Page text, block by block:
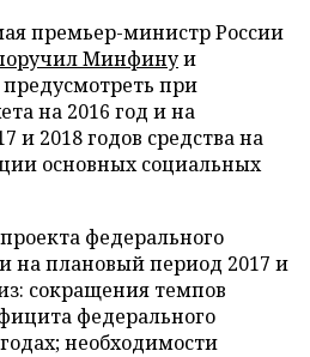
премьер-министр России
Минфинуи
при
на 2016 год и на
и 2018 годов средства на
основных социальных
федерального
на плановый период 2017 и
сокращения темпов
федерального
необходимости